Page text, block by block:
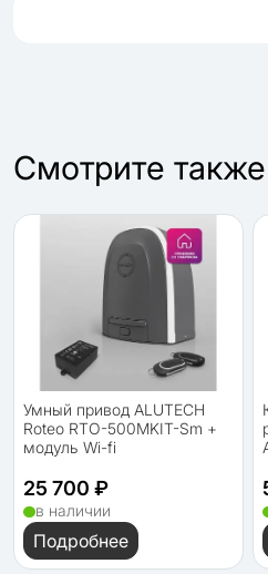
Cмотрите также
Умный привод ALUTECH
Roteo RTO-500MKIT-Sm +
модуль Wi-fi
25 700 ₽
в наличии
Подробнее